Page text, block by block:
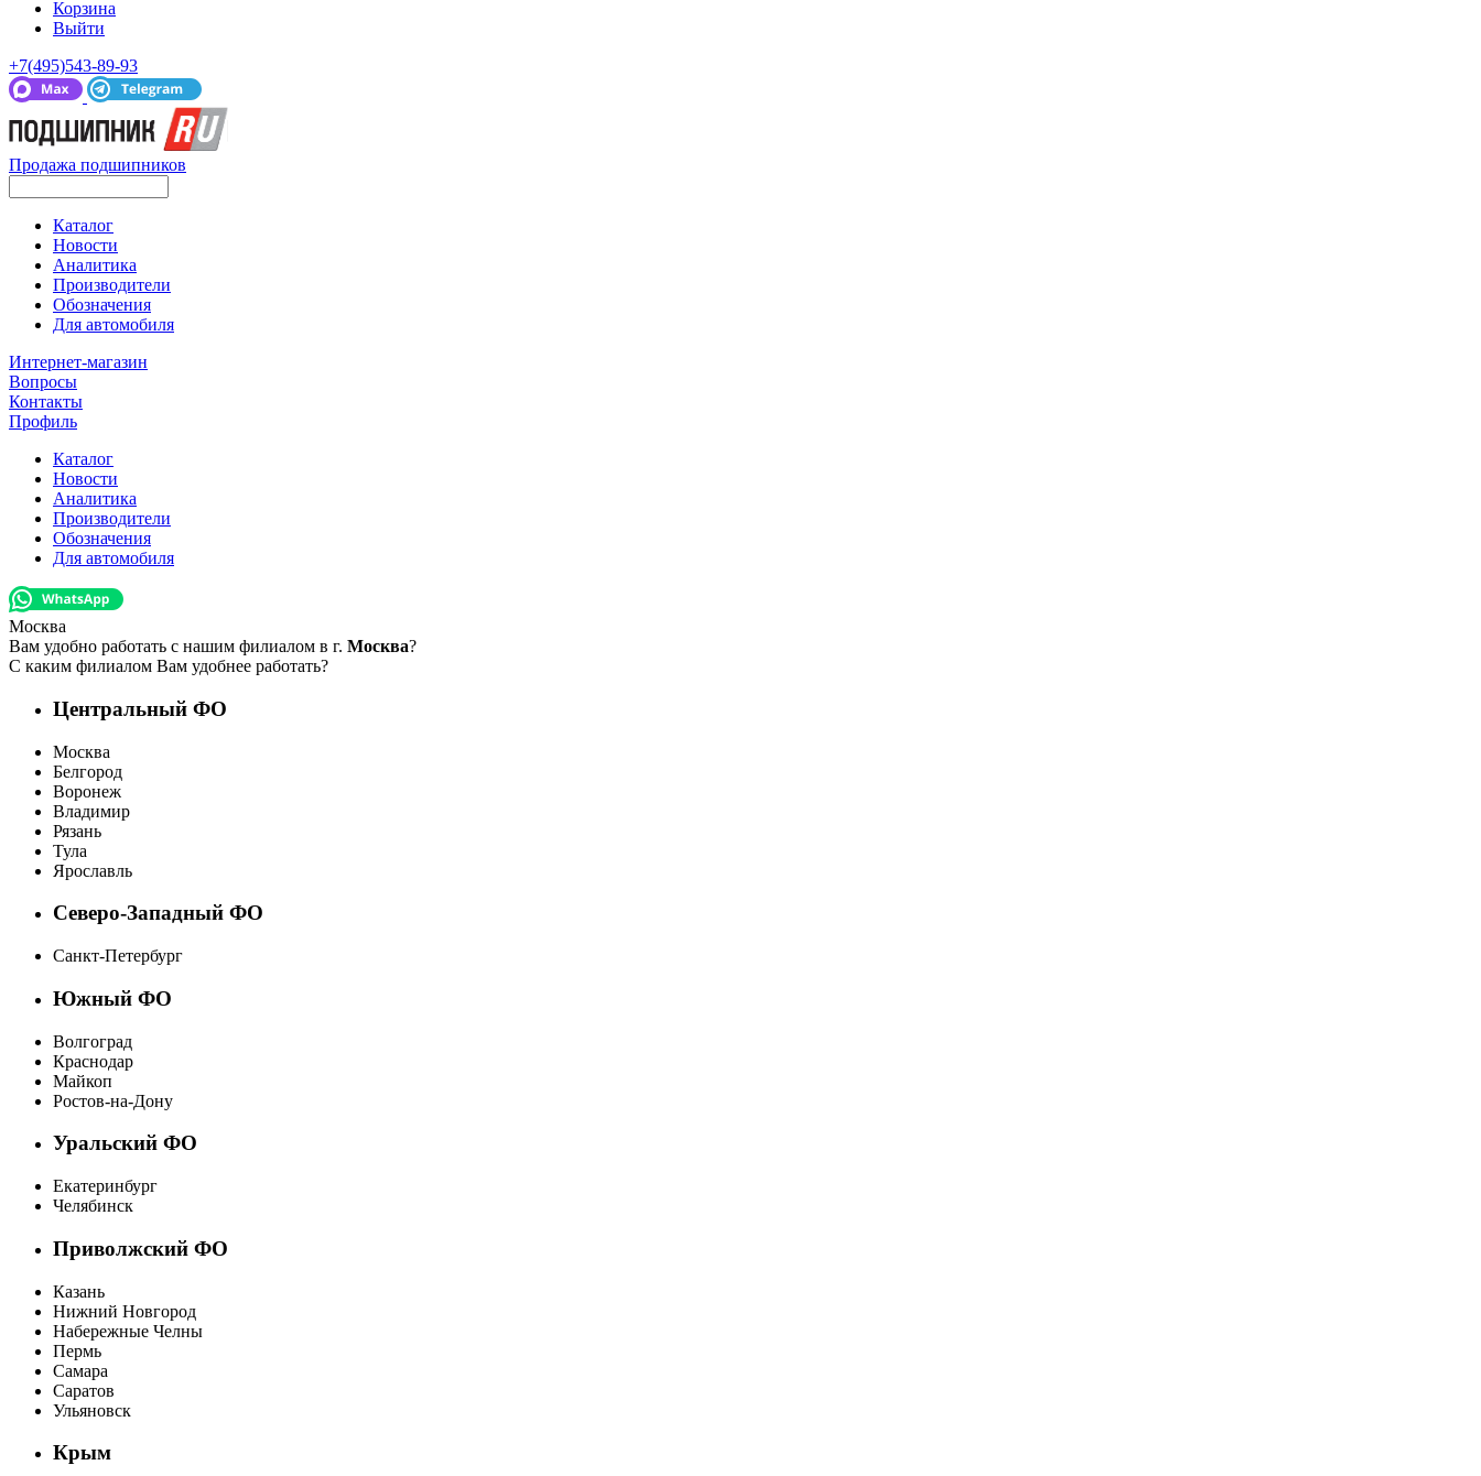
Корзина
Выйти
+7(495)543-89-93
Продажа подшипников
Каталог
Новости
Аналитика
Производители
Обозначения
Для автомобиля
Интернет-магазин
Вопросы
Контакты
Профиль
Каталог
Новости
Аналитика
Производители
Обозначения
Для автомобиля
Москва
Вам удобно работать с нашим филиалом в г. Москва?
С каким филиалом Вам удобнее работать?
Центральный ФО
Москва
Белгород
Воронеж
Владимир
Рязань
Тула
Ярославль
Северо-Западный ФО
Санкт-Петербург
Южный ФО
Волгоград
Краснодар
Майкоп
Ростов-на-Дону
Уральский ФО
Екатеринбург
Челябинск
Приволжский ФО
Казань
Нижний Новгород
Набережные Челны
Пермь
Самара
Саратов
Ульяновск
Крым